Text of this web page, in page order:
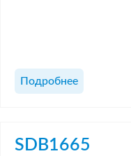
Подробнее
SDB1665